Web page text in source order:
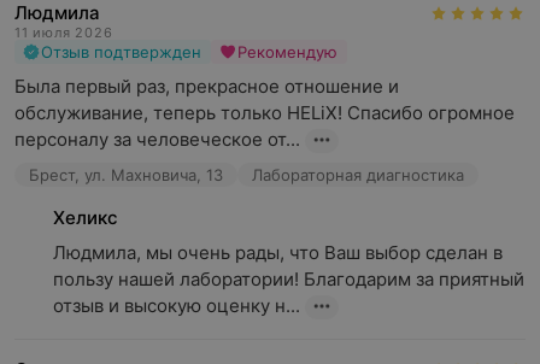
Людмила
11 июля 2026
Отзыв подтвержден Рекомендую
Была первый раз, прекрасное отношение и
обслуживание, теперь только HELiX! Спасибо огромное
персоналу за человеческое от...
Брест, ул. Махновича, 13 Лабораторная диагностика
Хеликс
Людмила, мы очень рады, что Ваш выбор сделан в
пользу нашей лаборатории! Благодарим за приятный
отзыв и высокую оценку н...